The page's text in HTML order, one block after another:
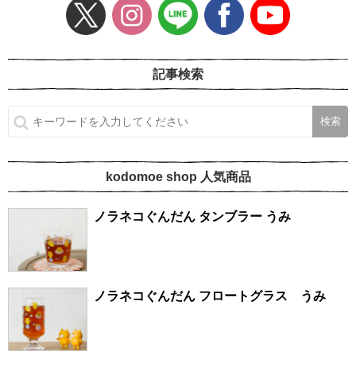
記事検索
kodomoe shop 人気商品
ノラネコぐんだん タンブラー うみ
ノラネコぐんだん フロートグラス うみ